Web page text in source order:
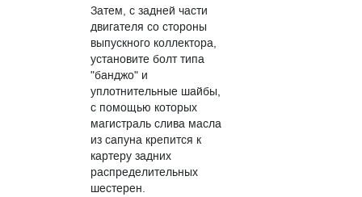
Затем, с задней части
двигателя со стороны
выпускного коллектора,
установите болт типа
"банджо" и
уплотнительные шайбы,
с помощью которых
магистраль слива масла
из сапуна крепится к
картеру задних
распределительных
шестерен.